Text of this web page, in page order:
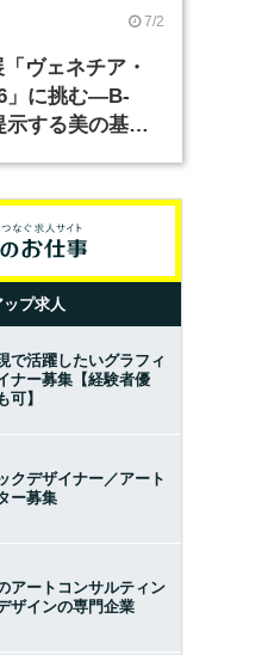
7/2
ヴェネチア・
」に挑む―B-
する美の基準
ップ求人
で活躍したいグラフィ
ナー募集【経験者優
可】
クデザイナー／アート
ー募集
アートコンサルティン
ザインの専門企業